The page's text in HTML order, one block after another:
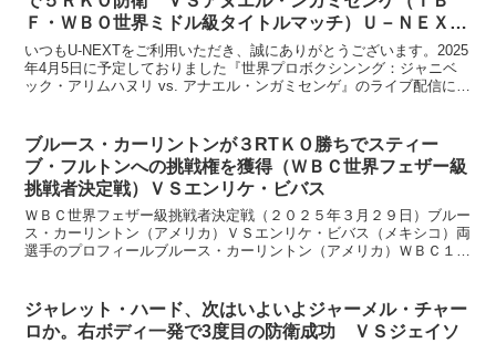
Ｆ・ＷＢＯ世界ミドル級タイトルマッチ）Ｕ－ＮＥＸＴ
の生配信が急遽中止
いつもU-NEXTをご利用いただき、誠にありがとうございます。2025
年4月5日に予定しておりました『世界プロボクシンング：ジャニベ
ック・アリムハヌリ vs. アナエル・ンガミセンゲ』のライブ配信につ
ブルース・カーリントンが３RTＫＯ勝ちでスティー
ブ・フルトンへの挑戦権を獲得（ＷＢＣ世界フェザー級
挑戦者決定戦）ＶＳエンリケ・ビバス
ＷＢＣ世界フェザー級挑戦者決定戦（２０２５年３月２９日）ブルー
ス・カーリントン（アメリカ）ＶＳエンリケ・ビバス（メキシコ）両
選手のプロフィールブルース・カーリントン（アメリカ）ＷＢＣ１
ジャレット・ハード、次はいよいよジャーメル・チャー
ロか。右ボディ一発で3度目の防衛成功 ＶＳジェイソ